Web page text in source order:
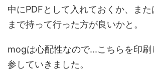
中にPDFとして入れておくか、ま
まで持って行った方が良いかと。
mogは心配性なので...こちらを印
参していきました。